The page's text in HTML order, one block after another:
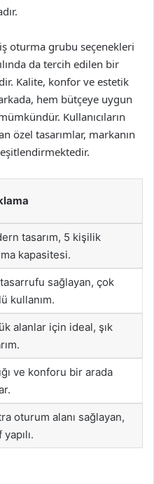
oturma grubu seçenekleri
da tercih edilen bir
Kalite, konfor ve estetik
hem bütçeye uygun
Kullanıcıların
özel tasarımlar, markanın
tasarım, 5 kişilik
kapasitesi.
sağlayan, çok
kullanım.
alanlar için ideal, şık
ve konforu bir arada
oturum alanı sağlayan,